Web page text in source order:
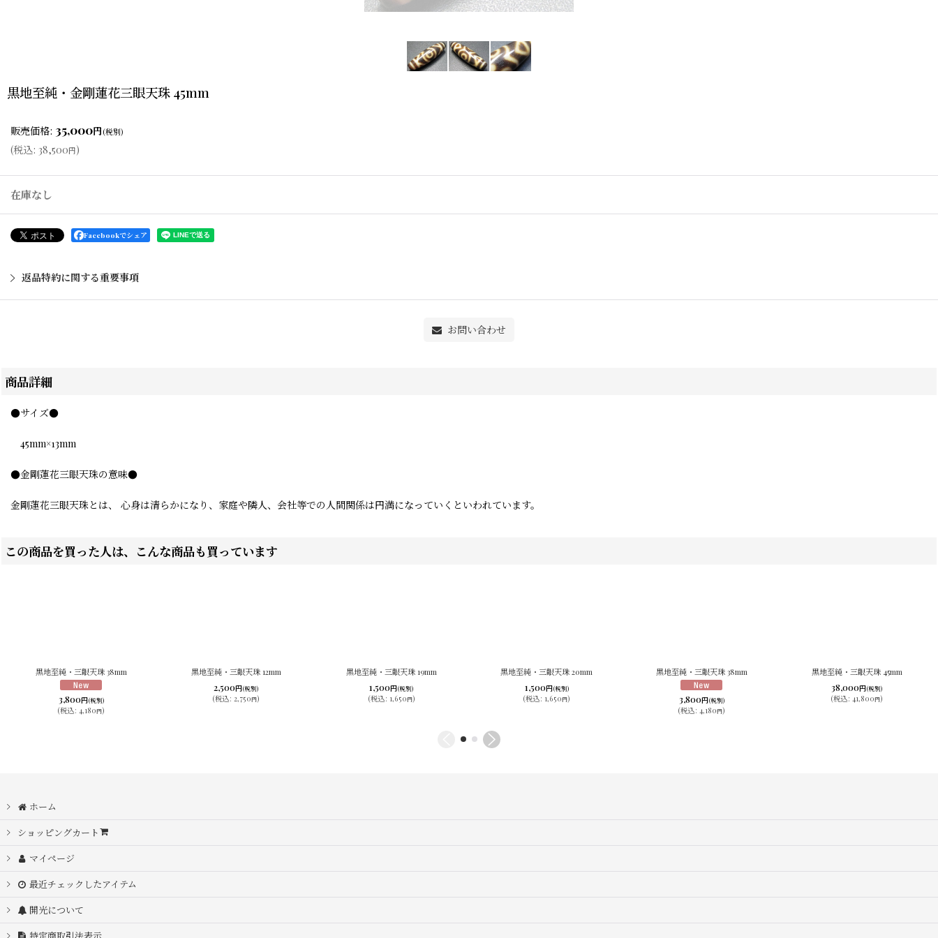
黒地至純・金剛蓮花三眼天珠 45mm
販売価格: 35,000円(税別)
(税込: 38,500円)
在庫なし
Facebookでシェア
返品特約に関する重要事項
お問い合わせ
商品詳細
●サイズ●
45mm×13mm
●金剛蓮花三眼天珠の意味●
金剛蓮花三眼天珠とは、 心身は清らかになり、家庭や隣人、会社等での人間関係は円満になっていくといわれています。
この商品を買った人は、こんな商品も買っています
黒地至純・三眼天珠 38mm
3,800円(税別)
(税込: 4,180円)
黒地至純・三眼天珠 12mm
2,500円(税別)
(税込: 2,750円)
黒地至純・三眼天珠 19mm
1,500円(税別)
(税込: 1,650円)
黒地至純・三眼天珠 20mm
1,500円(税別)
(税込: 1,650円)
黒地至純・三眼天珠 38mm
3,800円(税別)
(税込: 4,180円)
黒地至純・三眼天珠 45mm
38,000円(税別)
(税込: 41,800円)
ホーム
ショッピングカート
マイページ
最近チェックしたアイテム
開光について